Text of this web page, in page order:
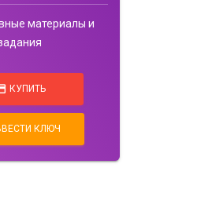
материалы и
КУПИТЬ
КЛЮЧ